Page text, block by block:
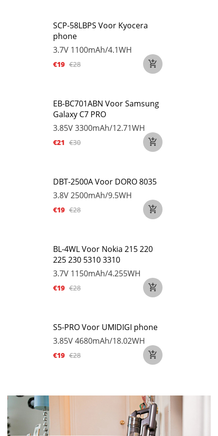
SCP-58LBPS Voor Kyocera
phone
3.7V 1100mAh/4.1WH
€19 €28
EB-BC701ABN Voor Samsung
Galaxy C7 PRO
3.85V3300mAh/12.71WH
€21 €30
DBT-2500A Voor DORO 8035
3.8V2500mAh/9.5WH
€19 €28
BL-4WL Voor Nokia 215 220
225 230 5310 3310
3.7V 1150mAh/4.255WH
€19 €28
S5-PRO Voor UMIDIGI phone
3.85V4680mAh/18.02WH
€19 €28